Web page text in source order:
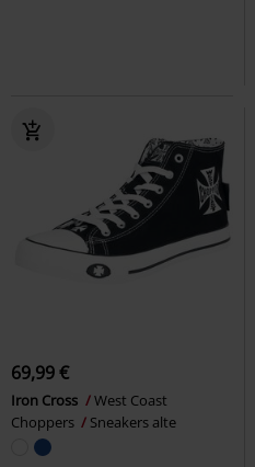
69,99 €
Iron Cross
West Coast
Choppers
Sneakers alte